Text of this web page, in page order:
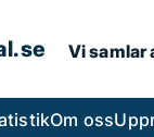
Vi samlar
Om oss